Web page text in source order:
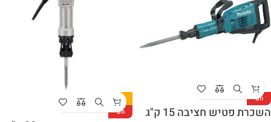
חם
השכרת פטיש חציבה 15 ק"ג
-17%
חם